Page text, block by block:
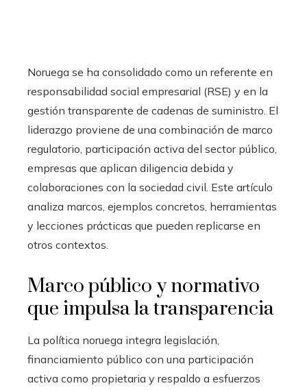
Noruega se ha consolidado como un referente en
responsabilidad social empresarial (RSE) y en la
gestión transparente de cadenas de suministro. El
liderazgo proviene de una combinación de marco
regulatorio, participación activa del sector público,
empresas que aplican diligencia debida y
colaboraciones con la sociedad civil. Este artículo
analiza marcos, ejemplos concretos, herramientas
y lecciones prácticas que pueden replicarse en
otros contextos.
Marco público y normativo
que impulsa la transparencia
La política noruega integra legislación,
financiamiento público con una participación
activa como propietaria y respaldo a esfuerzos